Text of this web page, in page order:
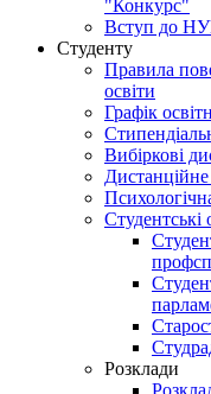
"Конкурс"
Вступ до
Студенту
Правила
освіти
Графік
Вибіркові
Студентські
Розклади